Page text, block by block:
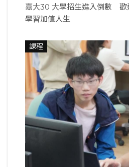
嘉大30 大學招生進入倒數 歡
學習加值人生
課程